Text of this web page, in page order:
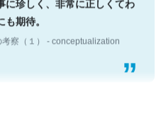
期待。
察（１） - conceptualization